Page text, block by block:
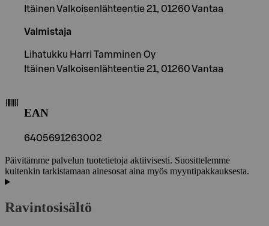
Itäinen Valkoisenlähteentie 21, 01260 Vantaa
Valmistaja
Lihatukku Harri Tamminen Oy
Itäinen Valkoisenlähteentie 21, 01260 Vantaa
EAN
6405691263002
Päivitämme palvelun tuotetietoja aktiivisesti. Suosittelemme
kuitenkin tarkistamaan ainesosat aina myös myyntipakkauksesta.
Ravintosisältö